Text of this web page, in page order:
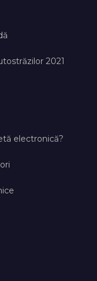
2021
electronică?